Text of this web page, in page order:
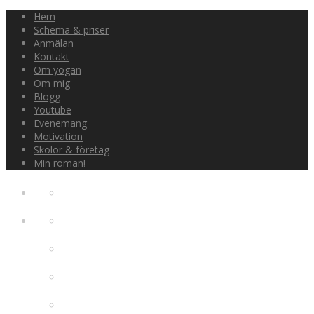
Hem
Schema & priser
Anmälan
Kontakt
Om yogan
Om mig
Blogg
Youtube
Evenemang
Motivation
Skolor & företag
Min roman!